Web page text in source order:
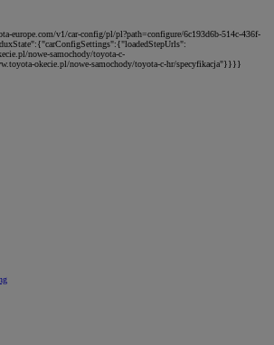
europe.com/v1/car-config/pl/pl?path=configure/6c193d6b-514c-436f-
nowe-samochody/toyota-c-
okecie.pl/nowe-samochody/toyota-c-hr/specyfikacja"}}}}